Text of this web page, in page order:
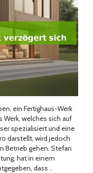
ein Fertighaus-Werk
Werk, welches sich auf
spezialisiert und eine
darstellt, wird jedoch
Betrieb gehen. Stefan
hat in einem
dass ..